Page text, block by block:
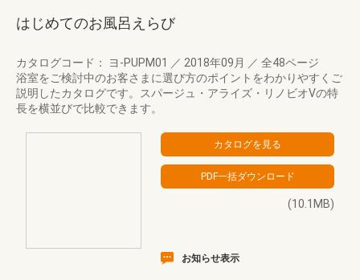
はじめてのお風呂えらび
カタログコード： ヨ-PUPM01 ／ 2018年09月 ／ 全48ページ
浴室をご検討中のお客さまに選び方のポイントをわかりやすくご
説明したカタログです。スパージュ・アライズ・リノビオVの特
長を横並びで比較できます。
(10.1MB)
お知らせ表示